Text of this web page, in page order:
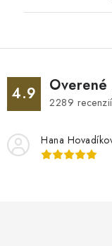
4.9 2289
Hana